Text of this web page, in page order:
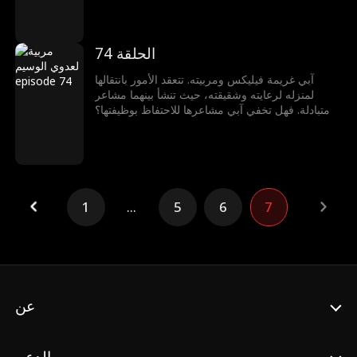
الحلقة 74
آبي غريمة فيليكس ومربيته. تتعقد الأمور بانتقالها
لمنزله لرعايته وشقيقته، حيث تنشأ بينهما مشاعر
متبادلة. فهل تخفي آبي مشاعرها للاحتفاظ بوظيفتها؟
1 ... 5 6 7
عن